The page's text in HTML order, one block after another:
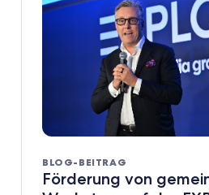
BLOG-BEITRAG
Förderung von